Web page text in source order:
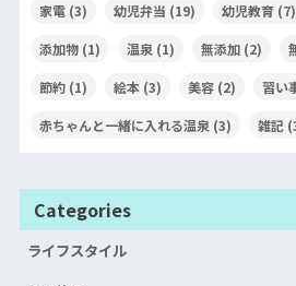
家電(3) 幼児弁当 (19) 幼児教育(7)
添加物(1) 温泉 (1) 無添加(2)
節約(1) 絵本 (3) 美容(2) 習い
赤ちゃんと一緒に入れる温泉 (3) 雑記
Categories
ライフスタイル